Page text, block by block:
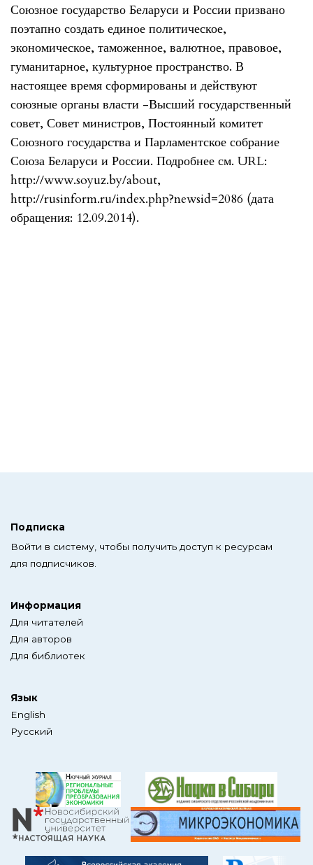
Союзное государство Беларуси и России призвано
поэтапно создать единое политическое,
экономическое, таможенное, валютное, правовое,
гуманитарное, культурное пространство. В
настоящее время сформированы и действуют
союзные органы власти -Высший государственный
совет, Совет министров, Постоянный комитет
Союзного государства и Парламентское собрание
Союза Беларуси и России. Подробнее см. URL:
http://www.soyuz.by/about,
http://rusinform.ru/index.php?newsid=2086 (дата
обращения: 12.09.2014).
Подписка
Войти в систему, чтобы получить доступ к ресурсам
для подписчиков.
Информация
Для читателей
Для авторов
Для библиотек
Язык
English
Русский